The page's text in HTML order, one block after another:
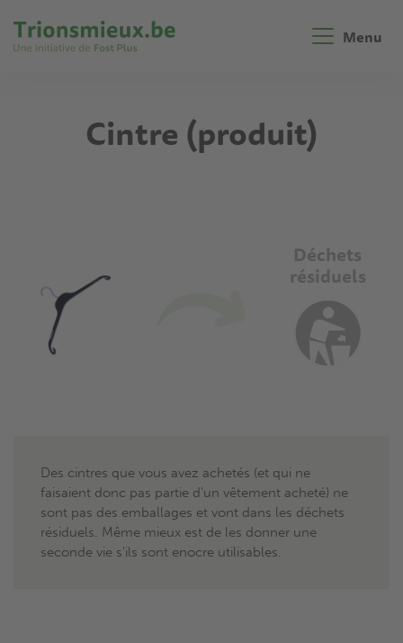
au
contenu
Menu
Cintre (produit)
Déchets
résiduels
Des cintres que vous avez achetés (et qui ne
faisaient donc pas partie d'un vêtement acheté) ne
sont pas des emballages et vont dans les déchets
résiduels. Même mieux est de les donner une
seconde vie s'ils sont enocre utilisables.